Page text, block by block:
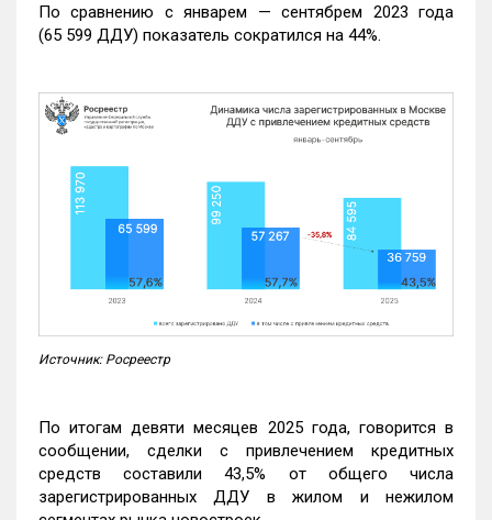
По сравнению с январем — сентябрем 2023 года
(65 599 ДДУ) показатель сократился на 44%.
Источник: Росреестр
По итогам девяти месяцев 2025 года, говорится в
сообщении, сделки с привлечением кредитных
средств составили 43,5% от общего числа
зарегистрированных ДДУ в жилом и нежилом